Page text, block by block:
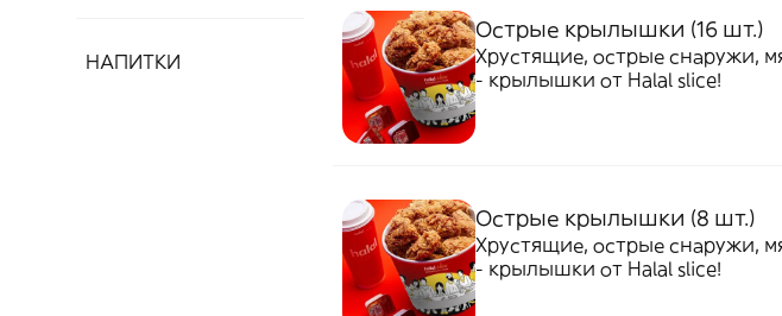
НАПИТКИ
Острые крылышки (16 шт.)
Хрустящие, острые снаружи,
- крылышки от Halal slice!
Острые крылышки (8 шт.)
Хрустящие, острые снаружи,
- крылышки от Halal slice!